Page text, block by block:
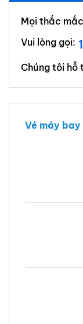
Mọi thắc
Vui lòng gọi:
Chúng tôi hỗ
Vé máy bay